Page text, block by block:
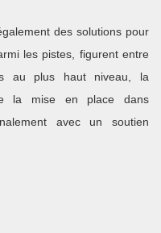
des solutions pour
les pistes, figurent entre
au plus haut niveau, la
la mise en place dans
avec un soutien